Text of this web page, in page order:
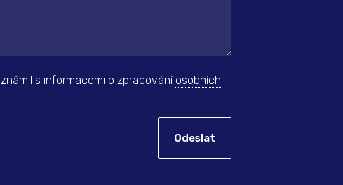
s informacemi o zpracování osobních
Odeslat